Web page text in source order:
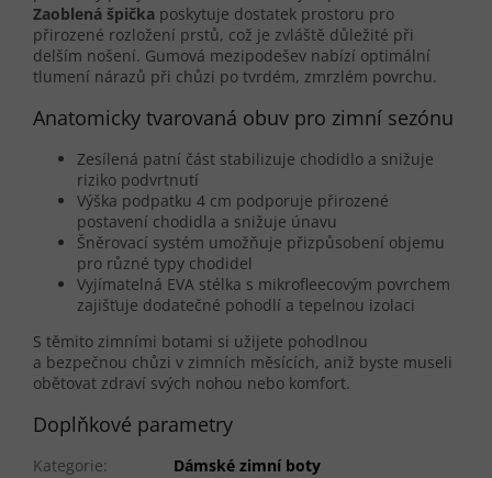
Zaoblená špička poskytuje dostatek prostoru pro
přirozené rozložení prstů, což je zvláště důležité při
delším nošení. Gumová mezipodešev nabízí optimální
tlumení nárazů při chůzi po tvrdém, zmrzlém povrchu.
Anatomicky tvarovaná obuv pro zimní sezónu
Zesílená patní část stabilizuje chodidlo a snižuje
riziko podvrtnutí
Výška podpatku 4 cm podporuje přirozené
postavení chodidla a snižuje únavu
Šněrovací systém umožňuje přizpůsobení objemu
pro různé typy chodidel
Vyjímatelná EVA stélka s mikrofleecovým povrchem
zajišťuje dodatečné pohodlí a tepelnou izolaci
S těmito zimními botami si užijete pohodlnou
a bezpečnou chůzi v zimních měsících, aniž byste museli
obětovat zdraví svých nohou nebo komfort.
Doplňkové parametry
Kategorie:
Dámské zimní boty